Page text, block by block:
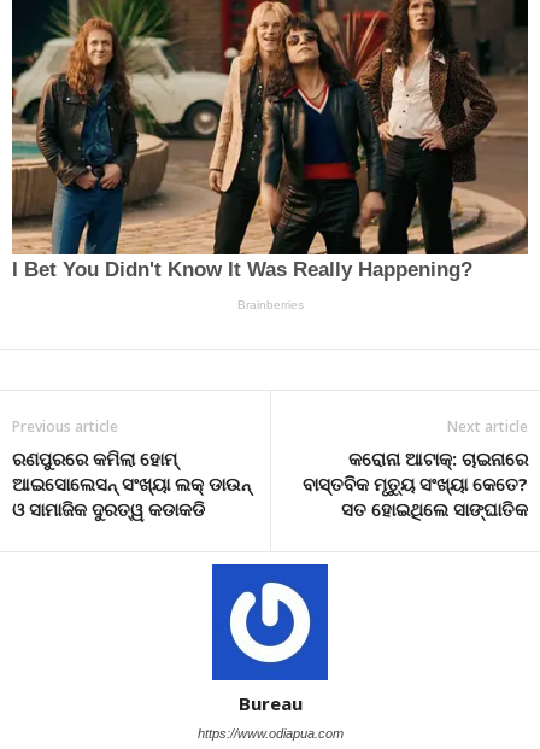
Previous article
ରଣପୁରରେ କମିଲା ହୋମ୍
ଆଇସୋଲେସନ୍ ସଂଖ୍ୟା ଲକ୍ ଡାଉନ୍
ଓ ସାମାଜିକ ଦୁରତ୍ୱ କଡାକଡି
Next article
କରୋନା ଆଟାକ୍: ଚାଇନାରେ
ବାସ୍ତବିକ ମୃତ୍ୟୁ ସଂଖ୍ୟା କେତେ?
ସତ ହୋଇଥିଲେ ସାଙ୍ଘାତିକ
Bureau
https://www.odiapua.com